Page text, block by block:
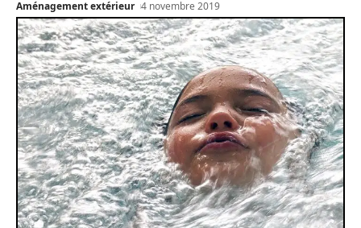
Aménagement extérieur 4 novembre 2019